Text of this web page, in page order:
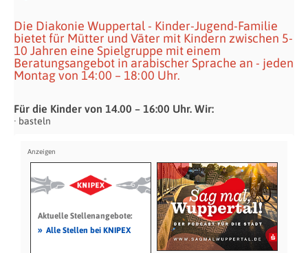
Die Diakonie Wuppertal - Kinder-Jugend-Familie
bietet für Mütter und Väter mit Kindern zwischen 5-
10 Jahren eine Spielgruppe mit einem
Beratungsangebot in arabischer Sprache an - jeden
Montag von 14:00 – 18:00 Uhr.
Für die Kinder von 14.00 – 16:00 Uhr. Wir:
· basteln
Aktuelle Stellenangebote:
» Alle Stellen bei KNIPEX